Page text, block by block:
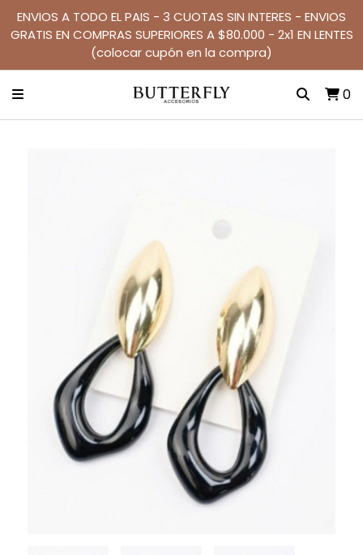
ENVIOS A TODO EL PAIS - 3 CUOTAS SIN INTERES - ENVIOS
GRATIS EN COMPRAS SUPERIORES A $80.000 - 2x1 EN LENTES
(colocar cupón en la compra)
0